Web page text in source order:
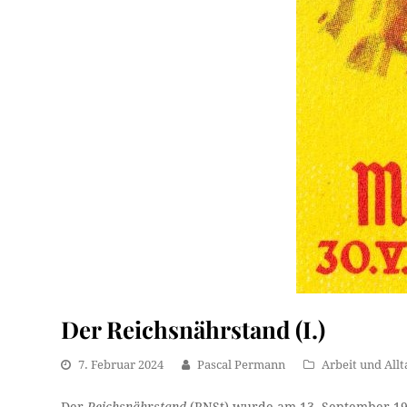
Der Reichsnährstand (I.)
7. Februar 2024 Pascal Permann Arbeit und